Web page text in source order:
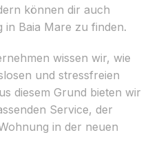
können dir auch
in Baia Mare zu finden.
wissen wir, wie
und stressfreien
diesem Grund bieten wir
Service, der
in der neuen